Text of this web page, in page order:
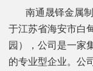
南通晟铎金属
于江苏省海安市白
园），公司是一家
的专业型企业。公